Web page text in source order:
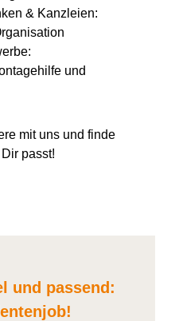
& Kanzleien:
und
mit uns und finde
passt!
und passend:
enjob!